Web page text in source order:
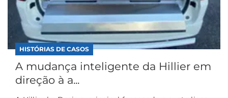
HISTÓRIAS DE CASOS
A mudança inteligente da Hillier em
direção à a...